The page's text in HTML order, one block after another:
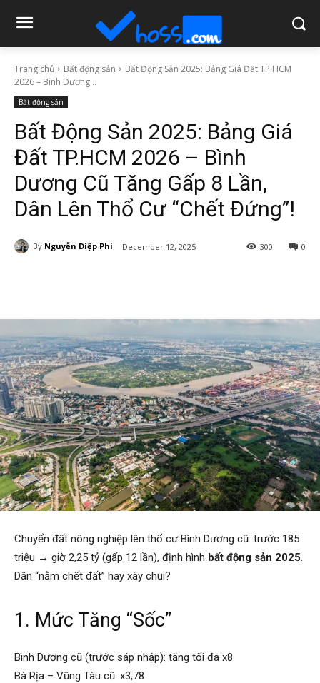
Trang chủ Bất động sản
Bất Động Sản 2025: Bảng Giá Đất TP.HCM
2026 – Bình Dương...
Bất động sản
Bất Động Sản 2025: Bảng Giá
Đất TP.HCM 2026 – Bình
Dương Cũ Tăng Gấp 8 Lần,
Dân Lên Thổ Cư “Chết Đứng”!
By Nguyễn Diệp Phi December 12, 2025 0
300
Chuyển đất nông nghiệp lên thổ cư Bình Dương cũ: trước 185
triệu → giờ 2,25 tỷ (gấp 12 lần), định hình bất động sản 2025.
Dân “nằm chết đất” hay xây chui?
1. Mức Tăng “Sốc”
Bình Dương cũ (trước sáp nhập): tăng tối đa x8
Bà Rịa – Vũng Tàu cũ: x3,78